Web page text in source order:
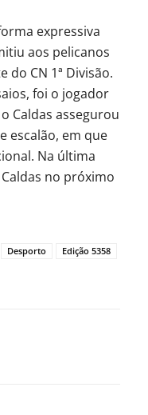
expressiva
aos pelicanos
do CN 1ª Divisão.
foi o jogador
Caldas assegurou
escalão, em que
Na última
no próximo
Desporto
Edição 5358